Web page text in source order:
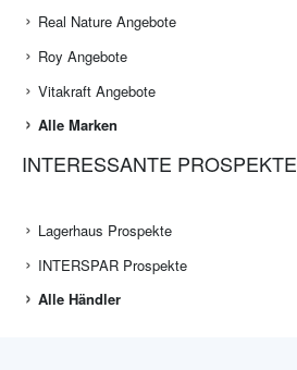
Real Nature Angebote
Roy Angebote
Vitakraft Angebote
Alle Marken
INTERESSANTE PROSPEKTE
Lagerhaus Prospekte
INTERSPAR Prospekte
Alle Händler